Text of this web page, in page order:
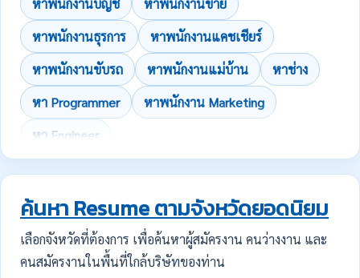
หาพนักงานบัญชี
หาพนักงานขาย
หาพนักงานธุรการ
หาพนักงานแคชเชียร์
หาพนักงานขับรถ
หาพนักงานแม่บ้าน
หาช่าง
หา Programmer
หาพนักงาน Marketing
หา Engineer
ค้นหา Resume ตามจังหวัดยอดนิยม
เลือกจังหวัดที่ต้องการ เพื่อค้นหาผู้สมัครงาน คนว่างงาน และ
คนสมัครงานในพื้นที่ใกล้บริษัทของท่าน